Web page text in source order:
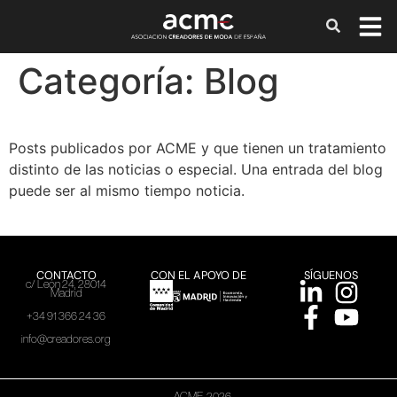
Categoría: Blog
Posts publicados por ACME y que tienen un tratamiento
distinto de las noticias o especial. Una entrada del blog
puede ser al mismo tiempo noticia.
CONTACTO
c/ León 24, 28014
Madrid
+34 91 366 24 36
info@creadores.org
CON EL APOYO DE SÍGUENOS